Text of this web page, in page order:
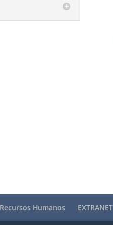
Recursos Humanos EXTRANET